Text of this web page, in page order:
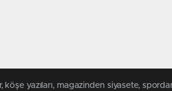
köşe yazıları, magazinden siyasete,